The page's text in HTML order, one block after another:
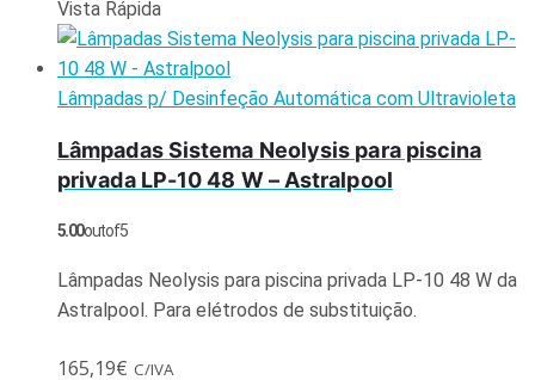
Vista Rápida
Lâmpadas p/ Desinfeção Automática com Ultravioleta
Lâmpadas Sistema Neolysis para piscina
privada LP-10 48 W – Astralpool
5.00out of 5
Lâmpadas Neolysis para piscina privada LP-10 48 W da
Astralpool. Para elétrodos de substituição.
165,19€ C/IVA